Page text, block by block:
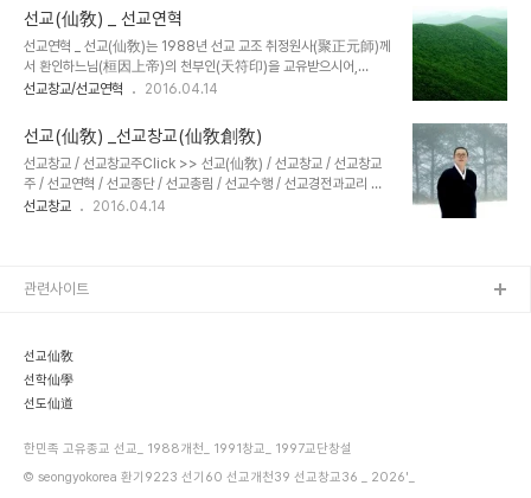
대..
元師)께서 창교하신 선교(仙敎)는 귀원일체환시시 1988년에 개천
입교(開天立敎)하여, 1991년 창교, 1997년 선교경전 결집을 통해
교단의 확립을 이루었습니다. 선교 교단은 선교최고의결기관 선교환
인집부회 종사결의에 의거, 취정원사님의 「1991년 선교창교 원년」을
선교종헌에 제정반포하였습니다. 선교개천(仙敎開天) 원년 / 환기
년 / 환기9188년 단기4324년 서기1..
선교(仙敎) _ 선교연혁
선교연혁 _ 선교(仙敎)는 1988년 선교 교조 취정원사(聚正元師)께
서 환인하느님(桓因上帝)의 천부인(天符印)을 교유받으시어,
1991년 「한민족 고유종교 선교」로 창교, 1997년 교단이 창설된 이
인선교 _사단법인선교총림선림원 _사단법인선교문화예술보존회 _선
교지역문화보존회 _선가서림 _각시도지부설립 _교당설립 _정기간행
물 선교 발행 등, 선교(仙敎)를 보전하고 보급하는 포덕교화로써, 한
민족이 시조이시며 온 인류의 아버지이신 환인하느님과 한민족고유종
교 선교를 찾아 부르고 자신하여 부르며 전하여 부르게하는 일에 정진
선교창교/선교연혁 2016.04.14
선교(仙敎) _선교창교(仙敎創敎)
선교창교 / 선교창교주Click >> 선교(仙敎) / 선교창교 / 선교창교
주 / 선교연혁 / 선교종단 / 선교총림 / 선교수행 / 선교경전과교리 선
교상왕자仙敎相往者 _선교환인집부회(仙敎桓因慹父會) 취정원
에 이르러 선교(仙敎)를 창교하라" 하시었습니다. 이에 선교 상왕자
固有宗敎) 선교(仙敎)를 창교하시고 "선교(仙敎)" 교명을 선포,..
선교창교 2016.04.14
선교仙敎
선학仙學
선도仙道
한민족 고유종교 선교_ 1988개천_ 1991창교_ 1997교단창설
© seongyokorea 환기9223 선기60 선교개천39 선교창교36 _ 2026'_
관련사이트